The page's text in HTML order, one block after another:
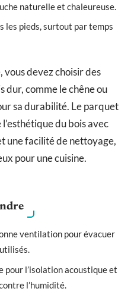
naturelle et chaleureuse.
les pieds, surtout par temps
vous devez choisir des
dur, comme le chêne ou
sa durabilité. Le parquet
du bois avec
une facilité de nettoyage,
pour une cuisine.
ventilation pour évacuer
pour l’isolation acoustique et
l’humidité.